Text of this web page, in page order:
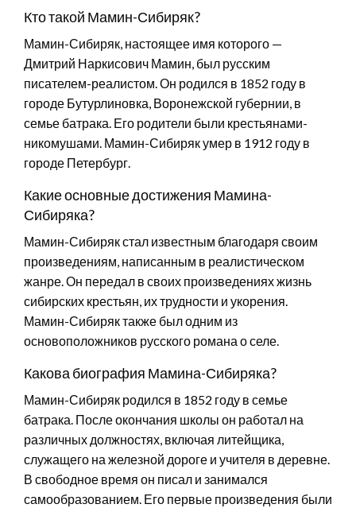
Кто такой Мамин-Сибиряк?
Мамин-Сибиряк, настоящее имя которого —
Дмитрий Наркисович Мамин, был русским
писателем-реалистом. Он родился в 1852 году в
городе Бутурлиновка, Воронежской губернии, в
семье батрака. Его родители были крестьянами-
никомушами. Мамин-Сибиряк умер в 1912 году в
городе Петербург.
Какие основные достижения Мамина-
Сибиряка?
Мамин-Сибиряк стал известным благодаря своим
произведениям, написанным в реалистическом
жанре. Он передал в своих произведениях жизнь
сибирских крестьян, их трудности и укорения.
Мамин-Сибиряк также был одним из
основоположников русского романа о селе.
Какова биография Мамина-Сибиряка?
Мамин-Сибиряк родился в 1852 году в семье
батрака. После окончания школы он работал на
различных должностях, включая литейщика,
служащего на железной дороге и учителя в деревне.
В свободное время он писал и занимался
самообразованием. Его первые произведения были